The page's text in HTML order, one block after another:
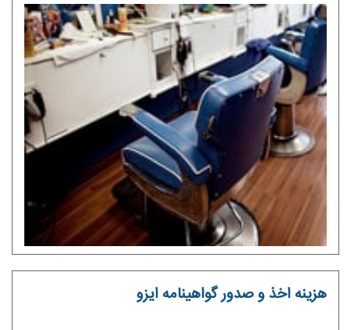
الزامات برای محیط کار خود اقدام به دریافت گواهینامه آرایشگری
نمایید.
هزینه اخذ و صدور گواهینامه ایزو